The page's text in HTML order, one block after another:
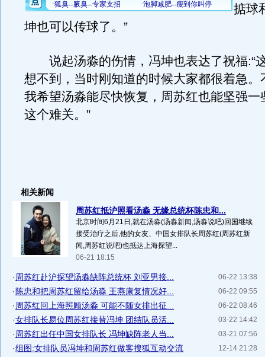
掂球
坤也可以传球了。”
说起汤淼的伤情，冯坤也表达了祝福:“
想不到，当时刚知道的时候大家都很着急。
我希望汤淼能尽快恢复，周苏红也能坚强一
这个难关。”
相关新闻
周苏红抵沪照看汤淼 无缘总统杯陈忠和...
北京时间6月21日,就在汤淼(汤淼新闻,汤淼说吧)回国继续
接受治疗之后,他的女友、中国女排队长周苏红(周苏红新
闻,周苏红说吧)也抵达上海探望...
06-21 18:15
06-22 13:38
· 周苏红赴沪探望汤淼缺阵总统杯 刘亚男接...
06-22 09:55
· 陈忠和把周苏红留给汤淼 王燕康复情况好...
06-22 08:46
· 周苏红回上海照顾汤淼 可能不随女排出征...
03-22 14:42
·女排队长易位周苏红接替冯坤 团结队员活...
03-21 07:56
· 周苏红出任中国女排队长 冯坤缺阵老人当...
12-14 21:28
·组图:女排队员冯坤和周苏红做客搜狐互动交流